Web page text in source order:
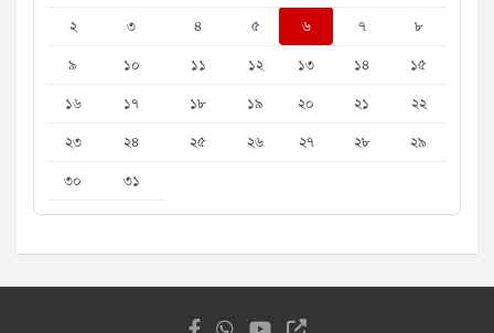
২
৩ ৪ ৫ ৬ ৭
৮
৯
১০ ১১ ১২ ১৩ ১৪
১৫
১৬
১৭ ১৮ ১৯ ২০ ২১
২২
২৩
২৪ ২৫ ২৬ ২৭ ২৮
২৯
৩০
৩১